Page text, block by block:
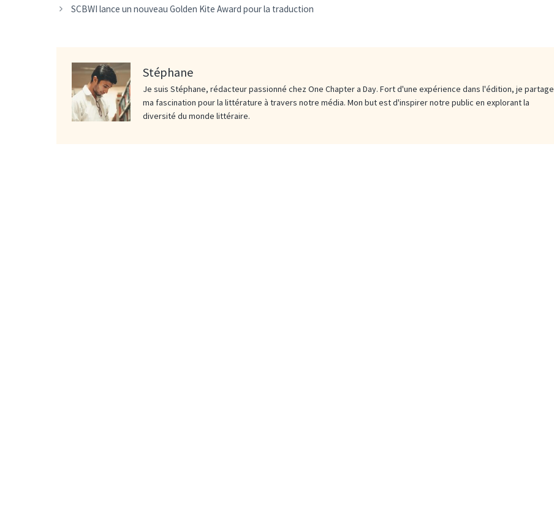
SCBWI lance un nouveau Golden Kite Award pour la traduction
Stéphane
Je suis Stéphane, rédacteur passionné chez One Chapter a Day. Fort d'une expérience dans l'édition, je partage
ma fascination pour la littérature à travers notre média. Mon but est d'inspirer notre public en explorant la
diversité du monde littéraire.